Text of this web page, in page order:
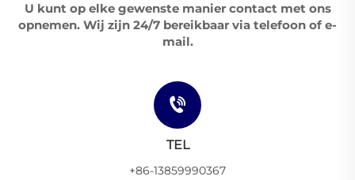
U kunt op elke gewenste manier contact met ons
opnemen. Wij zijn 24/7 bereikbaar via telefoon of e-
mail.
TEL
+86-13859990367